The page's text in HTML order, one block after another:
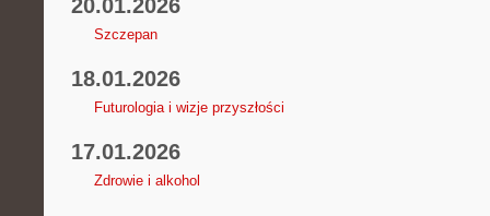
20.01.2026
Szczepan
18.01.2026
Futurologia i wizje przyszłości
17.01.2026
Zdrowie i alkohol